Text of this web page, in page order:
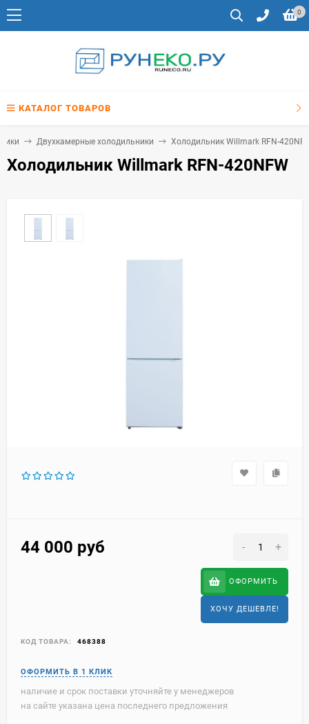
0
КАТАЛОГ ТОВАРОВ
Двухкамерные холодильники Холодильник Willmark RFN-
Холодильник Willmark RFN-420NFW
44 000 руб - +
ОФОРМИТЬ
ХОЧУ ДЕШЕВЛЕ!
КОД ТОВАРА: 468388
наличие и срок поставки уточняйте у менеджеров
на сайте указана цена последнего предложения